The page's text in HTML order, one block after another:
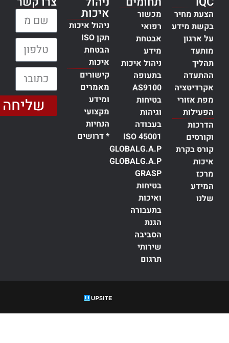
הצעת מחיר
בקשת מידע
על ארגון
מותעד
תהליך
ההתעדה
אקרדיטציה
מפת אזורי
הפעילות
הדרכות
וקורסים
קורס בקרת
איכות
מרכז
המידע
שלנו
מכשור
רפואי
אבטחת
מידע
ניהול איכות
בתעופה
AS9100
בטיחות
וגיהות
בעבודה
ISO 45001
GLOBALG.A.P
GLOBALG.A.P
GRASP
בטיחות
ואיכות
בתעבורה
הגנת
הסביבה
שירותי
תרגום
איכות
ניהול איכות
תקן ISO
הבטחת
איכות
קישורים
מאמרים
ומידע
מקצועי
הנחיות
* דרושים
שליחה